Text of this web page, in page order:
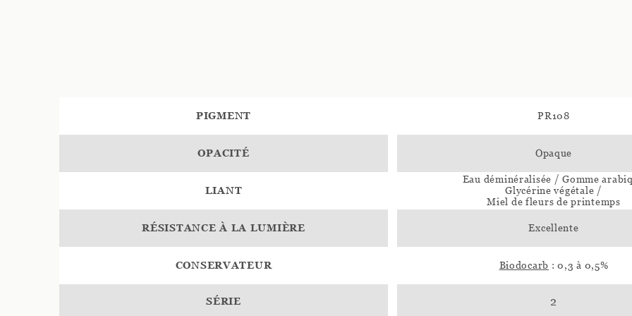
PIGMENT PR108
OPACITÉ Opaque
LIANT
Eau déminéralisée / Gomme
Glycérine végétale /
Miel de fleurs de printemps
RÉSISTANCE À LA LUMIÈRE Excellente
CONSERVATEUR Biodocarb : 0,3 à 0,5%
SÉRIE 2